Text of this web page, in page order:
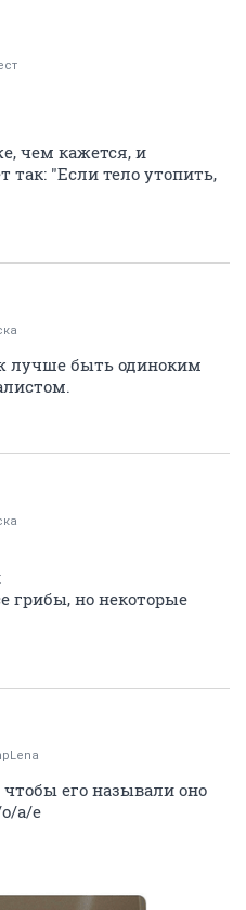
чем кажется, и
так: "Если тело утопить,
лучше быть одиноким
грибы, но некоторые
его называли оно
а/е